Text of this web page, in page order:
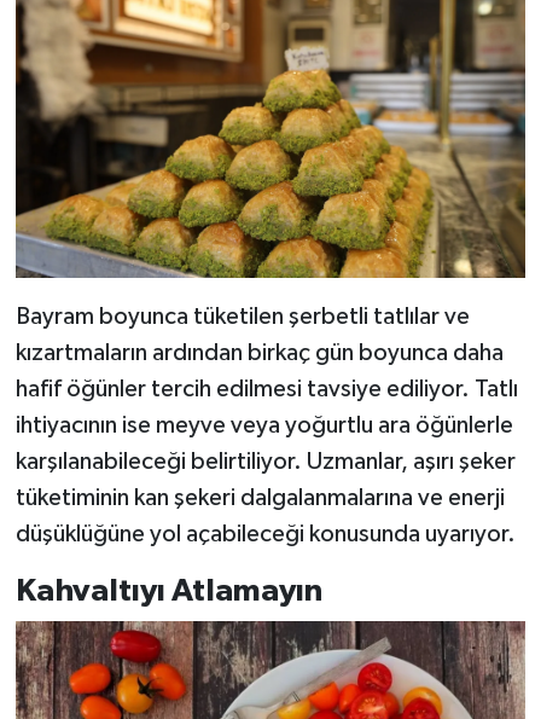
Bayram boyunca tüketilen şerbetli tatlılar ve
kızartmaların ardından birkaç gün boyunca daha
hafif öğünler tercih edilmesi tavsiye ediliyor. Tatlı
ihtiyacının ise meyve veya yoğurtlu ara öğünlerle
karşılanabileceği belirtiliyor. Uzmanlar, aşırı şeker
tüketiminin kan şekeri dalgalanmalarına ve enerji
düşüklüğüne yol açabileceği konusunda uyarıyor.
Kahvaltıyı Atlamayın